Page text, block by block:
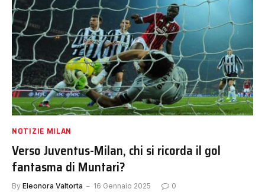
NOTIZIE MILAN
Verso Juventus-Milan, chi si ricorda il gol
fantasma di Muntari?
By Eleonora Valtorta 16 Gennaio 2025 0